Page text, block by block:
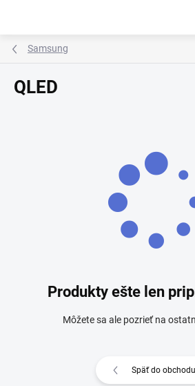
Samsung
QLED
Produkty ešte len
Môžete sa ale pozrieť na
Späť do obchodu